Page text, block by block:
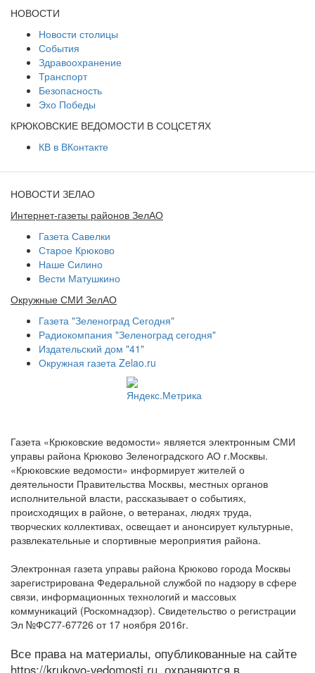
НОВОСТИ
Новости столицы
События
Здравоохранение
Транспорт
Безопасность
Эхо Победы
КРЮКОВСКИЕ ВЕДОМОСТИ В СОЦСЕТЯХ
КВ в ВКонтакте
НОВОСТИ ЗЕЛАО
Интернет-газеты районов ЗелАО
Газета Савелки
Старое Крюково
Наше Силино
Вести Матушкино
Окружные СМИ ЗелАО
Газета "Зеленоград Сегодня"
Радиокомпания "Зеленоград сегодня"
Издательский дом "41"
Окружная газета Zelao.ru
Газета «Крюковские ведомости» является электронным СМИ
управы района Крюково Зеленоградского АО г.Москвы.
«Крюковские ведомости» информирует жителей о
деятельности Правительства Москвы, местных органов
исполнительной власти, рассказывает о событиях,
происходящих в районе, о ветеранах, людях труда,
творческих коллективах, освещает и анонсирует культурные,
развлекательные и спортивные мероприятия района.
Электронная газета управы района Крюково города Москвы
зарегистрирована Федеральной службой по надзору в сфере
связи, информационных технологий и массовых
коммуникаций (Роскомнадзор). Свидетельство о регистрации
Эл №ФС77-67726 от 17 ноября 2016г.
Все права на материалы, опубликованные на сайте